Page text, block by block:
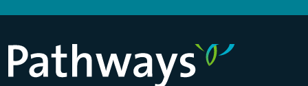
Pathways Financial Credit Union